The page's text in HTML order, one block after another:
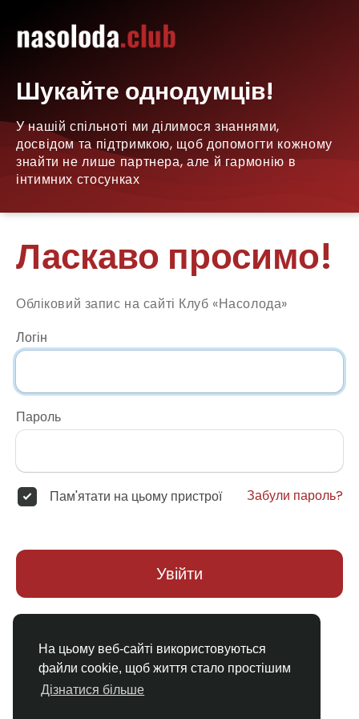
На цьому веб-сайті використовуються
файли cookie, щоб життя стало простішим
Дізнатися більше
Шукайте однодумців!
У нашій спільноті ми ділимося знаннями,
досвідом та підтримкою, щоб допомогти кожному
знайти не лише партнера, але й гармонію в
інтимних стосунках
Ласкаво просимо!
Обліковий запис на сайті Клуб «Насолода»
Логін
Пароль
Пам'ятати на цьому пристрої Забули пароль?
Увійти
Немає облікового запису?Реєстрація